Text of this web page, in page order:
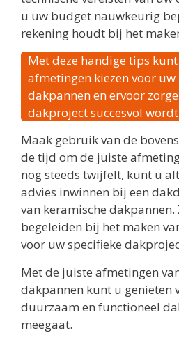
u uw budget nauwkeurig
rekening houdt bij het
Met deze handige tips
afmetingen kiezen voor
dakpannen en ervoor
dakproject succesvol
Maak gebruik van de
de tijd om de juiste
nog steeds twijfelt, kunt u
advies inwinnen bij een
van keramische dakpannen.
begeleiden bij het maken
voor uw specifieke
Met de juiste afmetingen
dakpannen kunt u genieten
duurzaam en functioneel
meegaat.